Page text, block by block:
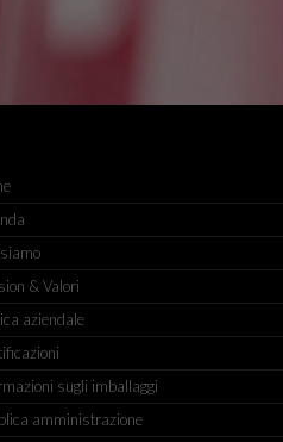
& Valori
aziendale
sugli imballaggi
amministrazione